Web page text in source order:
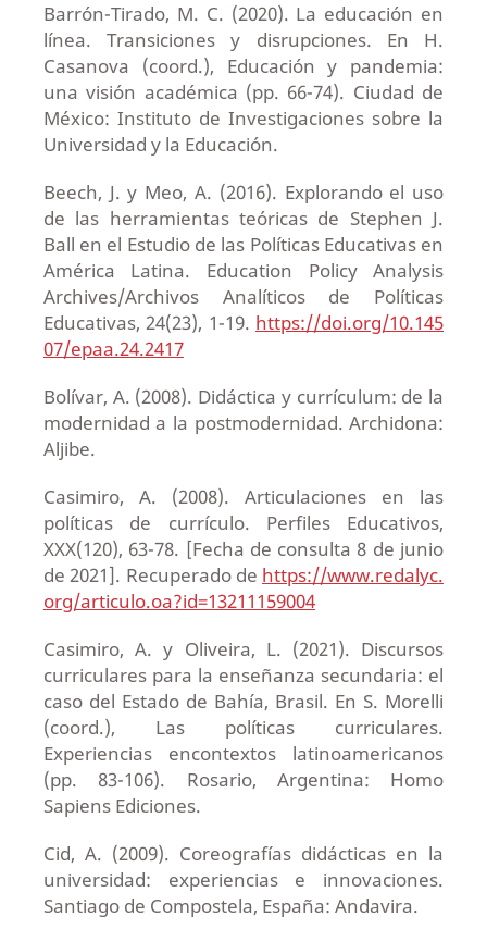
Barrón-Tirado, M. C. (2020). La educación en
línea. Transiciones y disrupciones. En H.
Casanova (coord.), Educación y pandemia:
una visión académica (pp. 66-74). Ciudad de
México: Instituto de Investigaciones sobre la
Universidad y la Educación.
Beech, J. y Meo, A. (2016). Explorando el uso
de las herramientas teóricas de Stephen J.
Ball en el Estudio de las Políticas Educativas en
América Latina. Education Policy Analysis
Archives/Archivos Analíticos de Políticas
Educativas, 24(23), 1-19. https://doi.org/10.145
07/epaa.24.2417
Bolívar, A. (2008). Didáctica y currículum: de la
modernidad a la postmodernidad. Archidona:
Aljibe.
Casimiro, A. (2008). Articulaciones en las
políticas de currículo. Perfiles Educativos,
XXX(120), 63-78. [Fecha de consulta 8 de junio
de 2021]. Recuperado de https://www.redalyc.
org/articulo.oa?id=13211159004
Casimiro, A. y Oliveira, L. (2021). Discursos
curriculares para la enseñanza secundaria: el
caso del Estado de Bahía, Brasil. En S. Morelli
(coord.), Las políticas curriculares.
Experiencias encontextos latinoamericanos
(pp. 83-106). Rosario, Argentina: Homo
Sapiens Ediciones.
Cid, A. (2009). Coreografías didácticas en la
universidad: experiencias e innovaciones.
Santiago de Compostela, España: Andavira.